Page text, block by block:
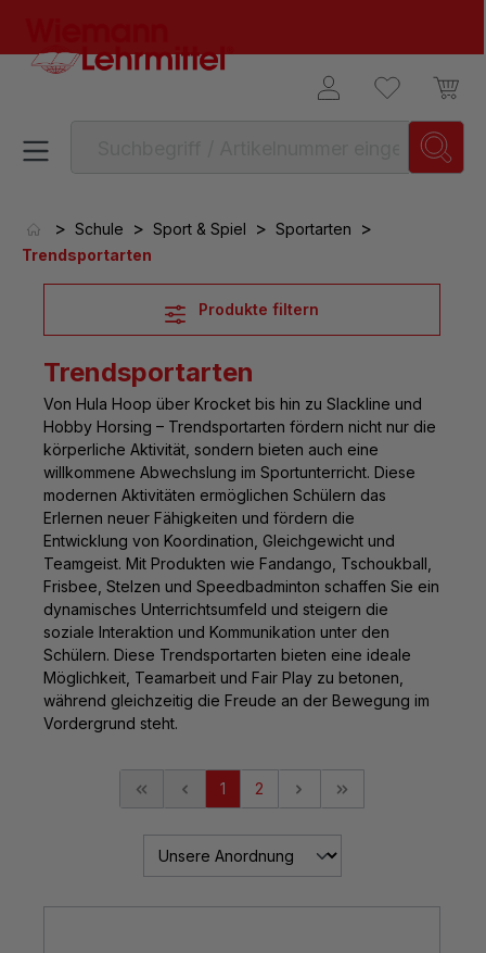
> Schule > Sport & Spiel > Sportarten >
Trendsportarten
Produkte filtern
Trendsportarten
Von Hula Hoop über Krocket bis hin zu Slackline und
Hobby Horsing – Trendsportarten fördern nicht nur die
körperliche Aktivität, sondern bieten auch eine
willkommene Abwechslung im Sportunterricht. Diese
modernen Aktivitäten ermöglichen Schülern das
Erlernen neuer Fähigkeiten und fördern die
Entwicklung von Koordination, Gleichgewicht und
Teamgeist. Mit Produkten wie Fandango, Tschoukball,
Frisbee, Stelzen und Speedbadminton schaffen Sie ein
dynamisches Unterrichtsumfeld und steigern die
soziale Interaktion und Kommunikation unter den
Schülern. Diese Trendsportarten bieten eine ideale
Möglichkeit, Teamarbeit und Fair Play zu betonen,
während gleichzeitig die Freude an der Bewegung im
Vordergrund steht.
1 2